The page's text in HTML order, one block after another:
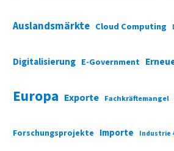
Auslandsmärkte Cloud Computing
Digitalisierung E-Government
Europa Exporte Fachkräftemangel
Forschungsprojekte Importe Industrie